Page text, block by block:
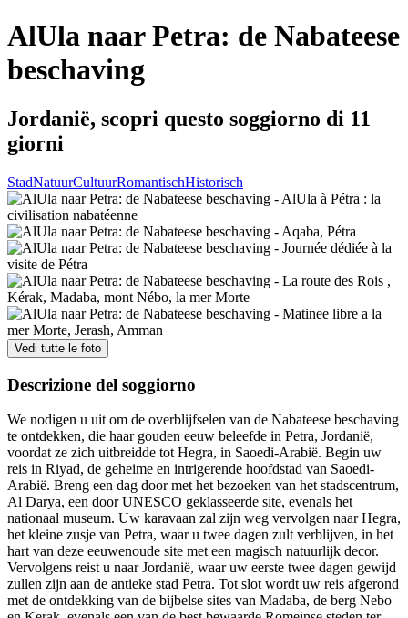
AlUla naar Petra: de Nabateese
beschaving
Jordanië, scopri questo soggiorno di 11
giorni
StadNatuurCultuurRomantischHistorisch
Vedi tutte le foto
Descrizione del soggiorno
We nodigen u uit om de overblijfselen van de Nabateese beschaving
te ontdekken, die haar gouden eeuw beleefde in Petra, Jordanië,
voordat ze zich uitbreidde tot Hegra, in Saoedi-Arabië. Begin uw
reis in Riyad, de geheime en intrigerende hoofdstad van Saoedi-
Arabië. Breng een dag door met het bezoeken van het stadscentrum,
Al Darya, een door UNESCO geklasseerde site, evenals het
nationaal museum. Uw karavaan zal zijn weg vervolgen naar Hegra,
het kleine zusje van Petra, waar u twee dagen zult verblijven, in het
hart van deze eeuwenoude site met een magisch natuurlijk decor.
Vervolgens reist u naar Jordanië, waar uw eerste twee dagen gewijd
zullen zijn aan de antieke stad Petra. Tot slot wordt uw reis afgerond
met de ontdekking van de bijbelse sites van Madaba, de berg Nebo